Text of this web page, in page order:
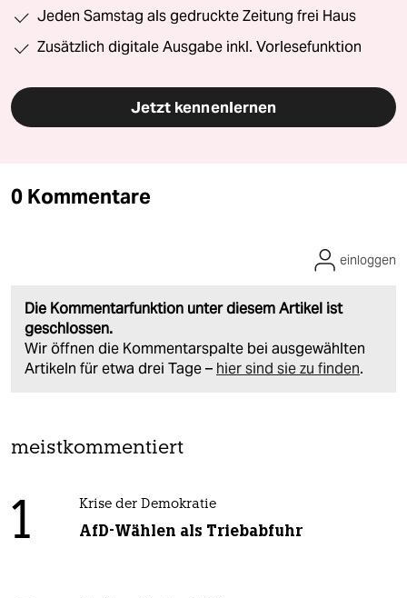
Jeden Samstag als gedruckte Zeitung frei Haus
Zusätzlich digitale Ausgabe inkl. Vorlesefunktion
Jetzt kennenlernen
0 Kommentare
Die Kommentarfunktion unter diesem Artikel ist
geschlossen.
Wir öffnen die Kommentarspalte bei ausgewählten
Artikeln für etwa drei Tage – hier sind sie zu finden.
einloggen
meistkommentiert
1 Krise der Demokratie
AfD-Wählen als Triebabfuhr